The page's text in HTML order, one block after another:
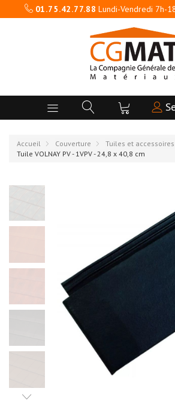
01.75.42.77.88 Lundi-Vendredi 7h-
Accueil Couverture
Tuiles et accessoires
Tuile VOLNAY PV - 1VPV - 24,8 x 40,8 cm